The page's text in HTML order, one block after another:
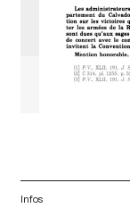
Infos